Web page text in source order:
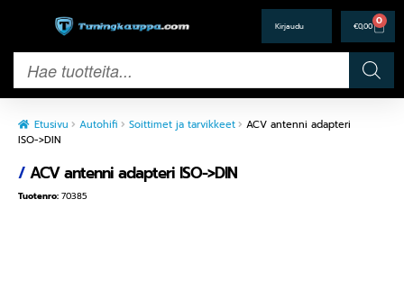
€0,00 0
Etusivu Autohifi Soittimet ja tarvikkeet
ACV antenni adapteri
ISO->DIN
/ACV antenni adapteri ISO->DIN
Tuotenro: 70385